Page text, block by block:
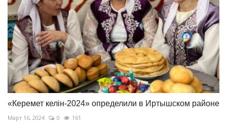
«Керемет келін-2024» определили в Иртышском районе
Март 16, 2024 0 161